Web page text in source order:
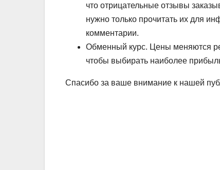
что отрицательные отзывы
нужно только прочитать их для
комментарии.
Обменный курс. Цены меняются
чтобы выбирать наиболее
Спасибо за ваше внимание к нашей